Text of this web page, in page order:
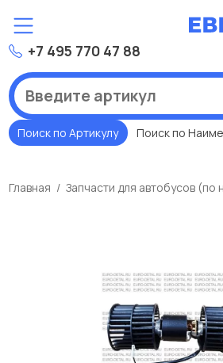
+7 495 770 47 88
Поиск по Артикулу Поиск по
Главная Запчасти для автобусов (по